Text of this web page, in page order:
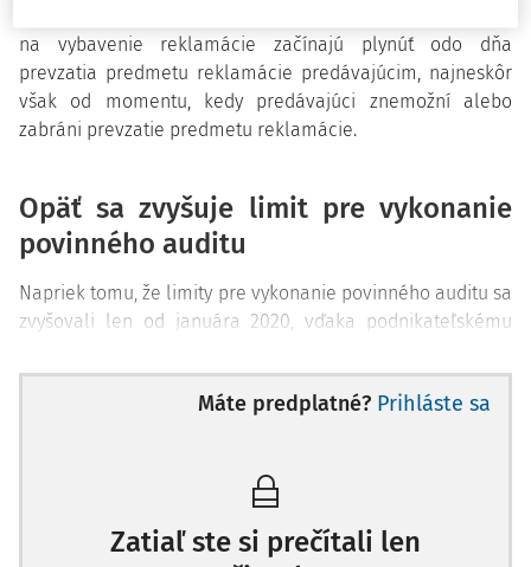
na vybavenie reklamácie začínajú plynúť odo dňa
prevzatia predmetu reklamácie predávajúcim, najneskôr
však od momentu, kedy predávajúci znemožní alebo
zabráni prevzatie predmetu reklamácie.
Opäť sa zvyšuje limit pre vykonanie
povinného auditu
Napriek tomu, že limity pre vykonanie povinného auditu sa
zvyšovali len od januára 2020, vďaka podnikateľskému
Pre účtovné obdobie, ktoré začína od 1. januára 2021, platí
obrat presiahol 6.000.000,- EUR alebo priemerný
prepočítaný počet zamestnancov v jednom účtovnom
období presiahol 40, pričom splnené musia byť aspoň dve
Máte predplatné? Prihláste sa
Zatiaľ ste si prečítali len